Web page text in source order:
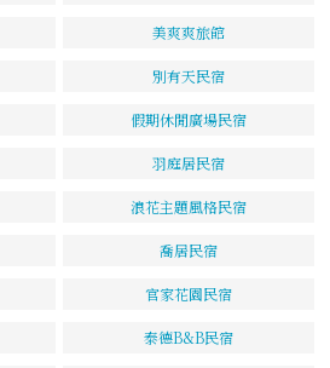
美爽爽旅館
別有天民宿
假期休閒廣場民宿
羽庭居民宿
浪花主題風格民宿
喬居民宿
官家花園民宿
泰德B&B民宿